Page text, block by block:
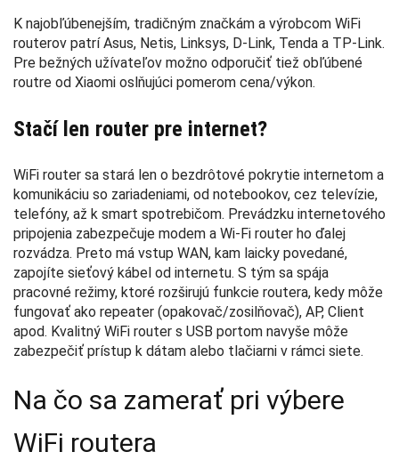
K najobľúbenejším, tradičným značkám a výrobcom WiFi
routerov patrí Asus, Netis, Linksys, D-Link, Tenda a TP-Link.
Pre bežných užívateľov možno odporučiť tiež obľúbené
routre od Xiaomi oslňujúci pomerom cena/výkon.
Stačí len router pre internet?
WiFi router sa stará len o bezdrôtové pokrytie internetom a
komunikáciu so zariadeniami, od notebookov, cez televízie,
telefóny, až k smart spotrebičom. Prevádzku internetového
pripojenia zabezpečuje modem a Wi-Fi router ho ďalej
rozvádza. Preto má vstup WAN, kam laicky povedané,
zapojíte sieťový kábel od internetu. S tým sa spája
pracovné režimy, ktoré rozširujú funkcie routera, kedy môže
fungovať ako repeater (opakovač/zosilňovač), AP, Client
apod. Kvalitný WiFi router s USB portom navyše môže
zabezpečiť prístup k dátam alebo tlačiarni v rámci siete.
Na čo sa zamerať pri výbere
WiFi routera